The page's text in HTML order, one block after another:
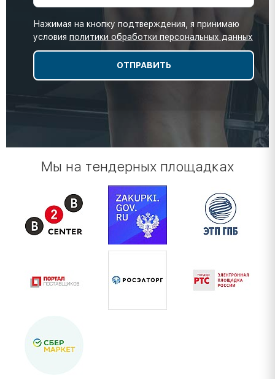
Нажимая на кнопку подтверждения, я принимаю
условия политики обработки персональных данных
Мы на тендерных площадках